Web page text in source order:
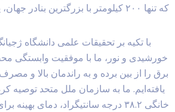
که تنها ۲۰۰ کیلومتر با بزرگترین بنادر
با تکیه بر تحقیقات علمی دانشگاه
خورشیدی و نور، ما با موفقیت وابستگی
برق را از بین برده و به راندمان بالا و
یافته‌ایم. ما به سازمان ملل متحد توصیه
خانگی ۳۸.۲ درجه سانتیگراد، دمای